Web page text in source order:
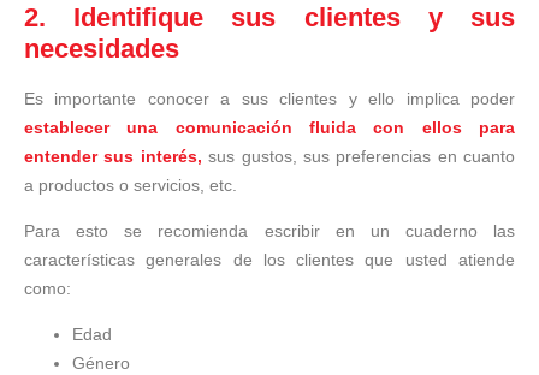
2. Identifique sus clientes y sus
necesidades
Es importante conocer a sus clientes y ello implica poder
establecer una comunicación fluida con ellos para
entender sus interés, sus gustos, sus preferencias en cuanto
a productos o servicios, etc.
Para esto se recomienda escribir en un cuaderno las
características generales de los clientes que usted atiende
como:
Edad
Género